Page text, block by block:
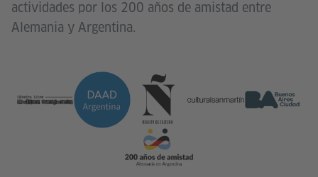
actividades por los 200 años de amistad entre
Alemania y Argentina.